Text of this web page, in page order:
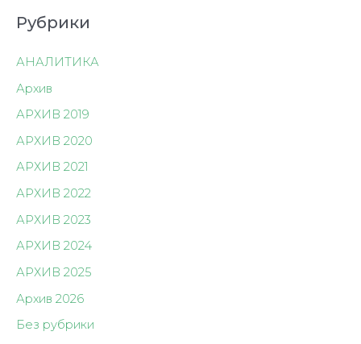
Рубрики
АНАЛИТИКА
Архив
АРХИВ 2019
АРХИВ 2020
АРХИВ 2021
АРХИВ 2022
АРХИВ 2023
АРХИВ 2024
АРХИВ 2025
Архив 2026
Без рубрики